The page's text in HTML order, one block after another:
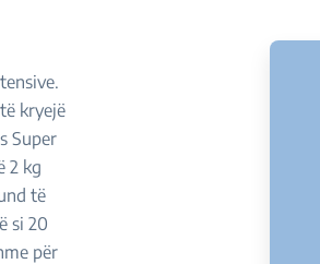
kryejë
Super
2 kg
të
si 20
për